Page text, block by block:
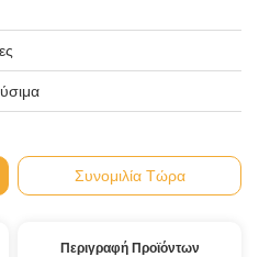
Συνομιλία Τώρα
Περιγραφή Προϊόντων